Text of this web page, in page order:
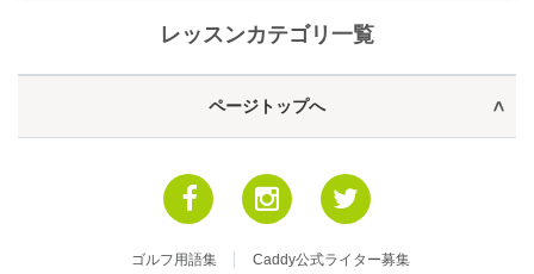
レッスンカテゴリ一覧
ページトップへ
ゴルフ用語集 Caddy公式ライター募集